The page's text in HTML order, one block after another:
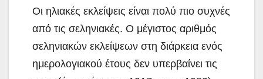
Οι ηλιακές εκλείψεις είναι πολύ πιο συχνές
από τις σεληνιακές. Ο μέγιστος αριθμός
σεληνιακών εκλείψεων στη διάρκεια ενός
ημερολογιακού έτους δεν υπερβαίνει τις